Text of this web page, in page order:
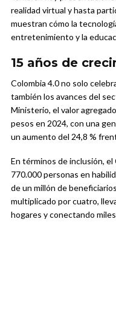
realidad virtual y hasta
muestran cómo la
entretenimiento y la
15 años de
Colombia 4.0 no solo
también los avances del
Ministerio, el valor
pesos en 2024, con una
un aumento del 24,8 %
En términos de inclusión,
770.000 personas en
de un millón de
multiplicado por cuatro,
hogares y conectando